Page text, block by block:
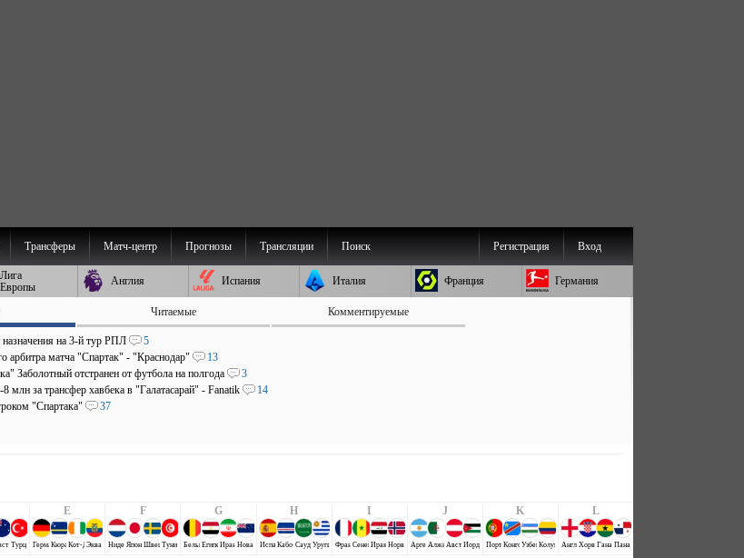
Трансферы Матч-центр Прогнозы Трансляции Поиск Вход
Регистрация
Лига
Европы
Англия Испания Италия Франция Германия
Читаемые Комментируемые
назначения на 3-й тур РПЛ
5
арбитра матча "Спартак" - "Краснодар"
13
Заболотный отстранен от футбола на полгода
3
млн за трансфер хавбека в "Галатасарай" - Fanatik
14
"Спартака"
37
Турция
E
ГерманияКюрасаоКот-Д`Ивуар
Эквадор
F
Нидерланды
ЯпонияШвецияТунис
G
БельгияЕгипетИран Новая Зеландия
H
ИспанияКабо-ВердеСаудовская Аравия
Уругвай
I
ФранцияСенегалИрак Норвегия
J
Аргентина
АлжирАвстрияИордания
K
Португалия
Конго ДРУзбекистанКолумбия
L
АнглияХорватия
Гана Панама